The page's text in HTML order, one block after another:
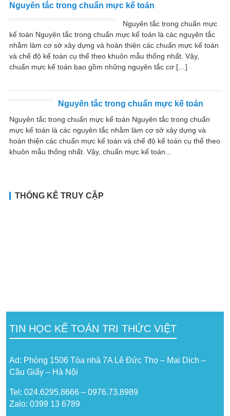
Nguyên tắc trong chuẩn mực kế toán
Nguyên tắc trong chuẩn mực
kế toán Nguyên tắc trong chuẩn mực kế toán là các nguyên tắc
nhằm làm cơ sở xây dựng và hoàn thiện các chuẩn mực kế toán
và chế độ kế toán cụ thể theo khuôn mẫu thống nhất. Vậy,
chuẩn mực kế toán bao gồm những nguyên tắc cơ […]
Nguyên tắc trong chuẩn mực kế toán
Nguyên tắc trong chuẩn mực kế toán Nguyên tắc trong chuẩn
mực kế toán là các nguyên tắc nhằm làm cơ sở xây dựng và
hoàn thiện các chuẩn mực kế toán và chế độ kế toán cụ thể theo
khuôn mẫu thống nhất. Vậy, chuẩn mực kế toán...
THỐNG KÊ TRUY CẬP
TIN HỌC KẾ TOÁN TRI THỨC VIỆT
Ad: Phòng 1506 Tòa nhà 7A Lê Đức Thọ – Mai Dịch –
Cầu Giấy – Hà Nội
Tel: 024.6295.8666 – 0976.73.8989
Zalo: 0399 13 6789